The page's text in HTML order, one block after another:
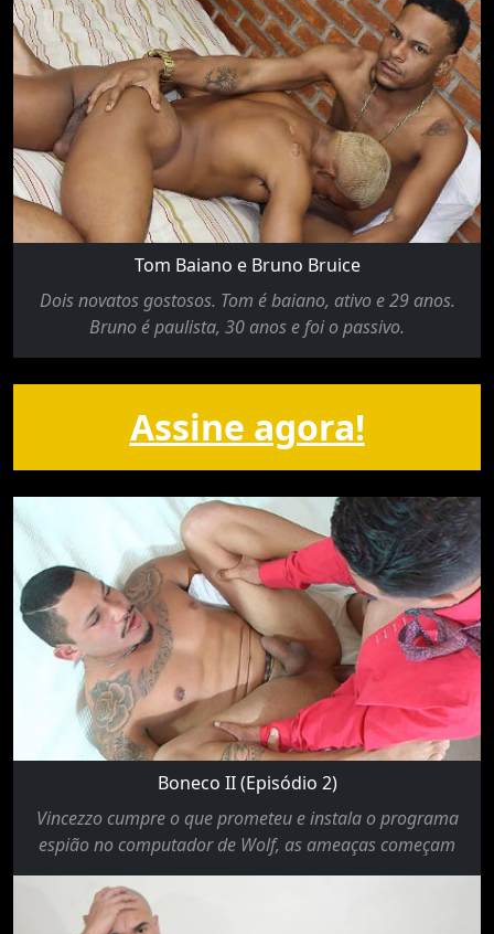
Tom Baiano e Bruno Bruice
Dois novatos gostosos. Tom é baiano, ativo e 29 anos.
Bruno é paulista, 30 anos e foi o passivo.
Assine agora!
Boneco II (Episódio 2)
Vincezzo cumpre o que prometeu e instala o programa
espião no computador de Wolf, as ameaças começam